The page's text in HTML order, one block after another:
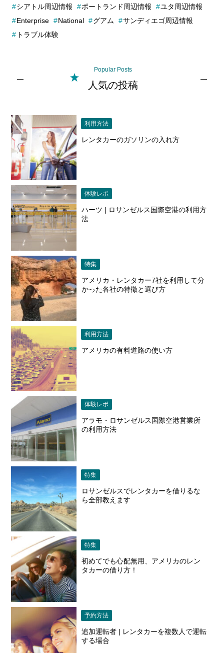
シアトル周辺情報
ポートランド周辺情報
ユタ周辺情報
Enterprise
National グアム
サンディエゴ周辺情報
トラブル体験
Popular Posts
人気の投稿
利用方法
レンタカーのガソリンの入れ方
体験レポ
ハーツ | ロサンゼルス国際空港の利用方
法
特集
アメリカ・レンタカー7社を利用して分
かった各社の特徴と選び方
利用方法
アメリカの有料道路の使い方
体験レポ
アラモ・ロサンゼルス国際空港営業所
の利用方法
特集
ロサンゼルスでレンタカーを借りるな
ら全部教えます
特集
初めてでも心配無用、アメリカのレン
タカーの借り方！
予約方法
追加運転者 | レンタカーを複数人で運転
する場合